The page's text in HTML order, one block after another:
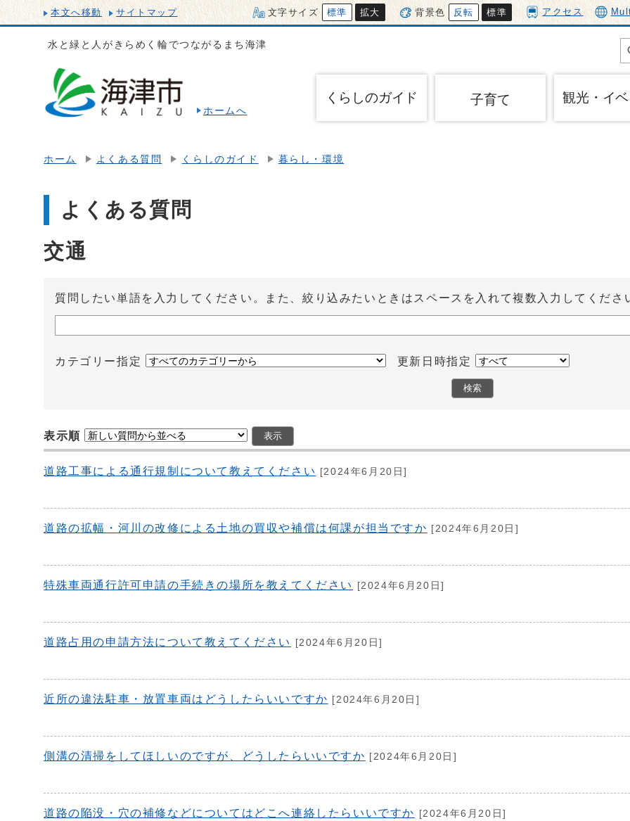
本文へ移動 サイトマップ 文字サイズ 標準 拡大 背景色 反転 標準 アクセス
水と緑と人がきらめく輪でつながるまち海津
ホームへ
くらしのガイド 子育て 観光・イベ
ホーム よくある質問 くらしのガイド 暮らし・環境
よくある質問
交通
質問したい単語を入力してください。また、絞り込みたいときはスペースを入れて複数入力してくださ
カテゴリー指定 更新日時指定
表示順
道路工事による通行規制について教えてください [2024年6月20日]
道路の拡幅・河川の改修による土地の買収や補償は何課が担当ですか [2024年6月20日]
特殊車両通行許可申請の手続きの場所を教えてください [2024年6月20日]
道路占用の申請方法について教えてください [2024年6月20日]
近所の違法駐車・放置車両はどうしたらいいですか [2024年6月20日]
側溝の清掃をしてほしいのですが、どうしたらいいですか [2024年6月20日]
道路の陥没・穴の補修などについてはどこへ連絡したらいいですか [2024年6月20日]